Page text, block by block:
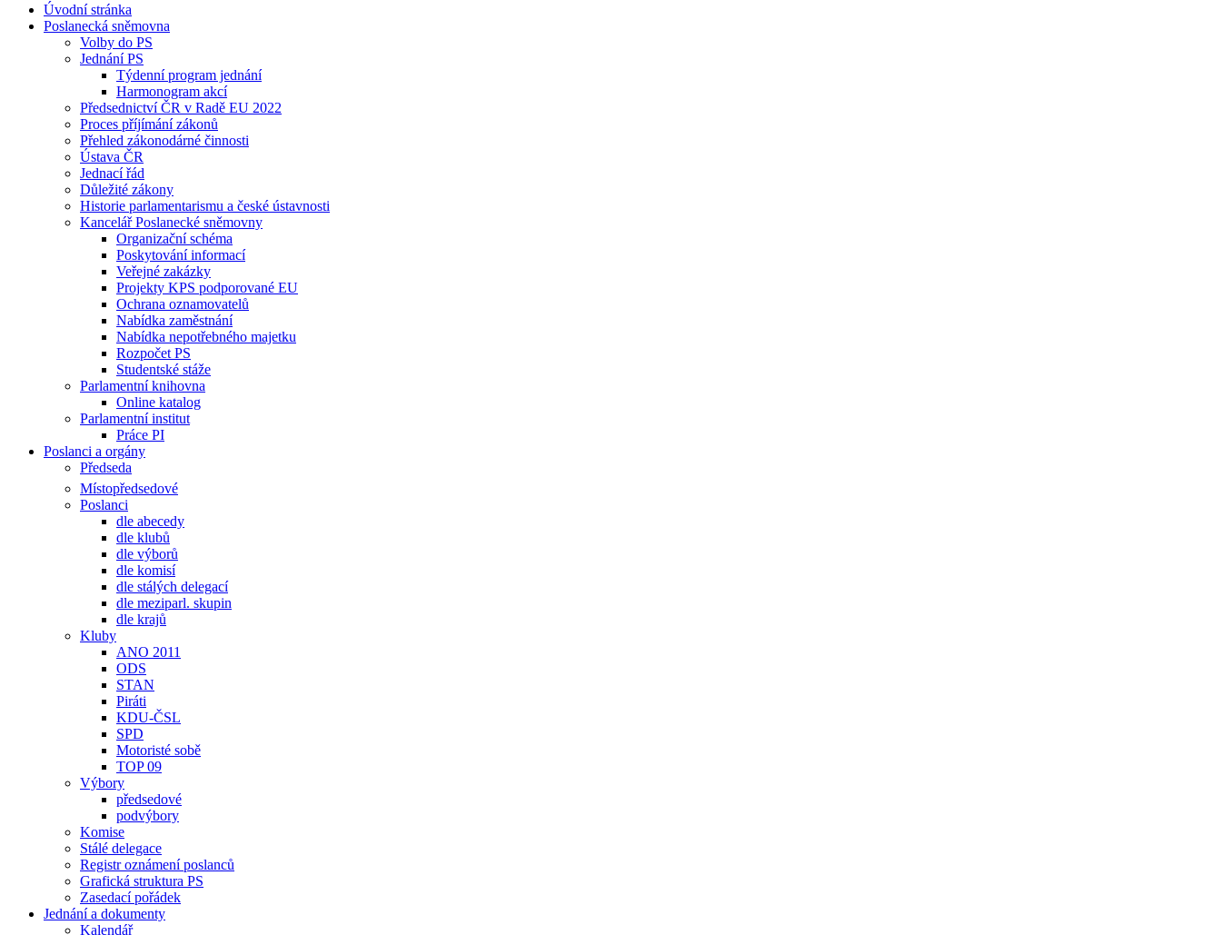
Úvodní stránka
Poslanecká sněmovna
Volby do PS
Jednání PS
Týdenní program jednání
Harmonogram akcí
Předsednictví ČR v Radě EU 2022
Proces příjímání zákonů
Přehled zákonodárné činnosti
Ústava ČR
Jednací řád
Důležité zákony
Historie parlamentarismu a české ústavnosti
Kancelář Poslanecké sněmovny
Organizační schéma
Poskytování informací
Veřejné zakázky
Projekty KPS podporované EU
Ochrana oznamovatelů
Nabídka zaměstnání
Nabídka nepotřebného majetku
Rozpočet PS
Studentské stáže
Parlamentní knihovna
Online katalog
Parlamentní institut
Práce PI
Poslanci a orgány
Předseda
Místopředsedové
Poslanci
dle abecedy
dle klubů
dle výborů
dle komisí
dle stálých delegací
dle meziparl. skupin
dle krajů
Kluby
ANO 2011
ODS
STAN
Piráti
KDU-ČSL
SPD
Motoristé sobě
TOP 09
Výbory
předsedové
podvýbory
Komise
Stálé delegace
Registr oznámení poslanců
Grafická struktura PS
Zasedací pořádek
Jednání a dokumenty
Kalendář